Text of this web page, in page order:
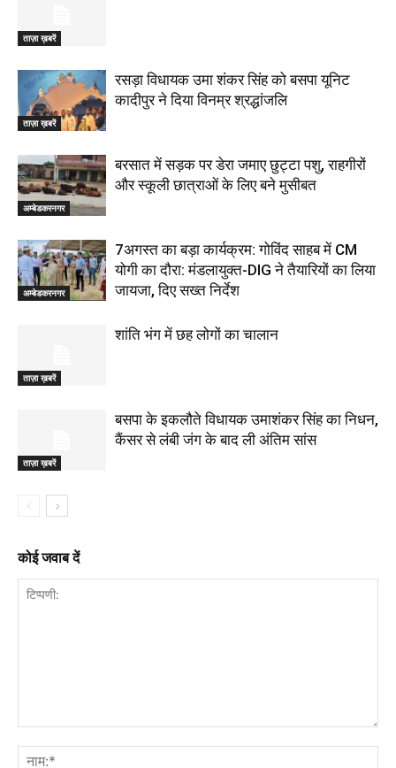
ताज़ा ख़बरें
ताज़ा ख़बरें
रसड़ा विधायक उमा शंकर सिंह को बसपा यूनिट
कादीपुर ने दिया विनम्र श्रद्धांजलि
अम्बेडकरनगर
बरसात में सड़क पर डेरा जमाए छुट्टा पशु, राहगीरों
और स्कूली छात्राओं के लिए बने मुसीबत
अम्बेडकरनगर
7अगस्त का बड़ा कार्यक्रम: गोविंद साहब में CM
योगी का दौरा: मंडलायुक्त-DIG ने तैयारियों का लिया
जायजा, दिए सख्त निर्देश
ताज़ा ख़बरें
शांति भंग में छह लोगों का चालान
ताज़ा ख़बरें
बसपा के इकलौते विधायक उमाशंकर सिंह का निधन,
कैंसर से लंबी जंग के बाद ली अंतिम सांस
कोई जवाब दें